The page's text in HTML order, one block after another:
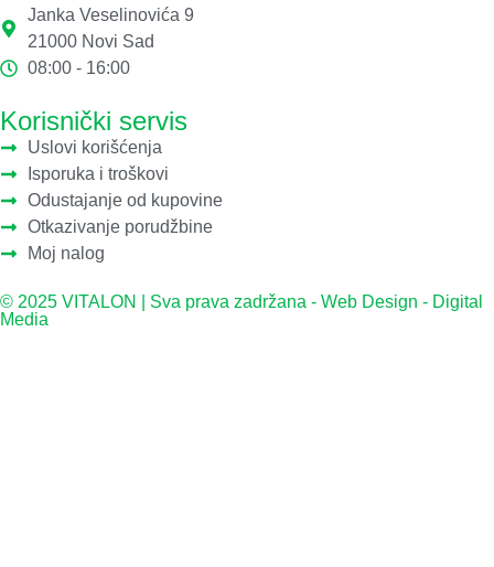
Janka Veselinovića 9
21000 Novi Sad
08:00 - 16:00
Korisnički servis
Uslovi korišćenja
Isporuka i troškovi
Odustajanje od kupovine
Otkazivanje porudžbine
Moj nalog
© 2025 VITALON | Sva prava zadržana - Web Design - Digital
Media